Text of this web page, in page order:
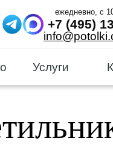
ежедневно, с
+7 (495)
Услуги